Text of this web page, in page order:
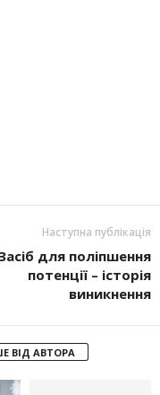
Наступна публікація
для поліпшення
потенції – історія
виникнення
ВІД АВТОРА